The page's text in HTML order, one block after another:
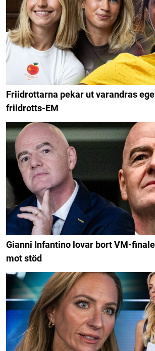
Friidrottarna pekar ut varandras
friidrotts-EM
Gianni Infantino lovar bort VM-
mot stöd